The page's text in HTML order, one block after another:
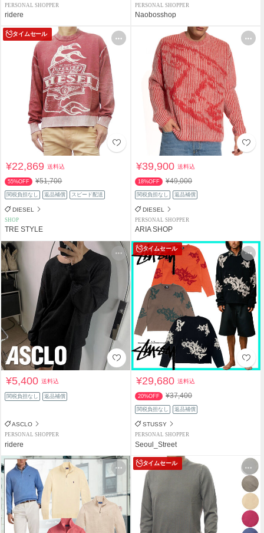
PERSONAL SHOPPER
ridere
PERSONAL SHOPPER
Naobosshop
タイムセール
¥22,869送料込
55%OFF ¥51,700
関税負担なし 返品補償 スピード配送
DIESEL
SHOP
TRE STYLE
¥39,900送料込
18%OFF ¥49,000
関税負担なし 返品補償
DIESEL
PERSONAL SHOPPER
ARIA SHOP
¥5,400送料込
関税負担なし 返品補償
ASCLO
PERSONAL SHOPPER
ridere
タイムセール
¥29,680送料込
20%OFF ¥37,400
関税負担なし 返品補償
STUSSY
PERSONAL SHOPPER
Seoul_Street
タイムセール